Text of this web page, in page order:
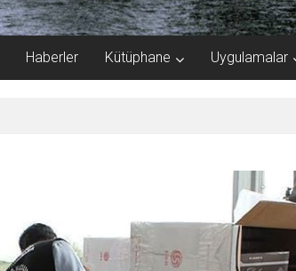
Haberler Kütüphane Uygulamalar